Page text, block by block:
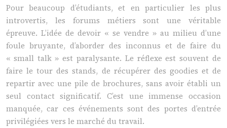
Pour beaucoup d’étudiants, et en particulier les plus
introvertis, les forums métiers sont une véritable
épreuve. L’idée de devoir « se vendre » au milieu d’une
foule bruyante, d’aborder des inconnus et de faire du
« small talk » est paralysante. Le réflexe est souvent de
faire le tour des stands, de récupérer des goodies et de
repartir avec une pile de brochures, sans avoir établi un
seul contact significatif. C’est une immense occasion
manquée, car ces événements sont des portes d’entrée
privilégiées vers le marché du travail.